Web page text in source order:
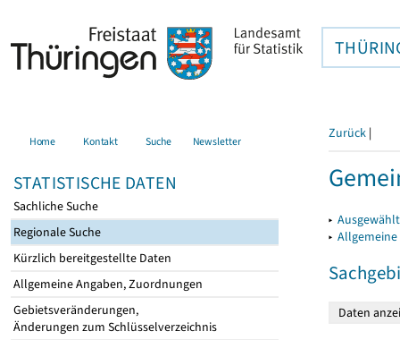
Home Kontakt Suche Newsletter
STATISTISCHE DATEN
Sachliche Suche
Regionale Suche
Kürzlich bereitgestellte Daten
Allgemeine Angaben, Zuordnungen
Gebietsveränderungen,
Änderungen zum Schlüsselverzeichnis
Zurück |
▸
▸